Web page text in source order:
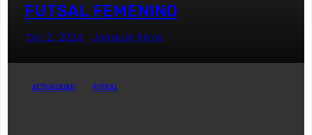
FUTSAL FEMENINO
Dic 2, 2024 Joaquín Rivas
ACTUALIDAD FUTSAL